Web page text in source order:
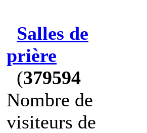
Salles de
prière
(379594
Nombre de
visiteurs de